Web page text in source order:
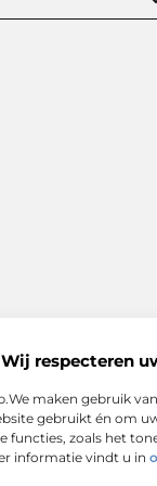
Wij respecteren
maken gebruik
gebruikt én om
functies, zoals het
informatie vindt u in